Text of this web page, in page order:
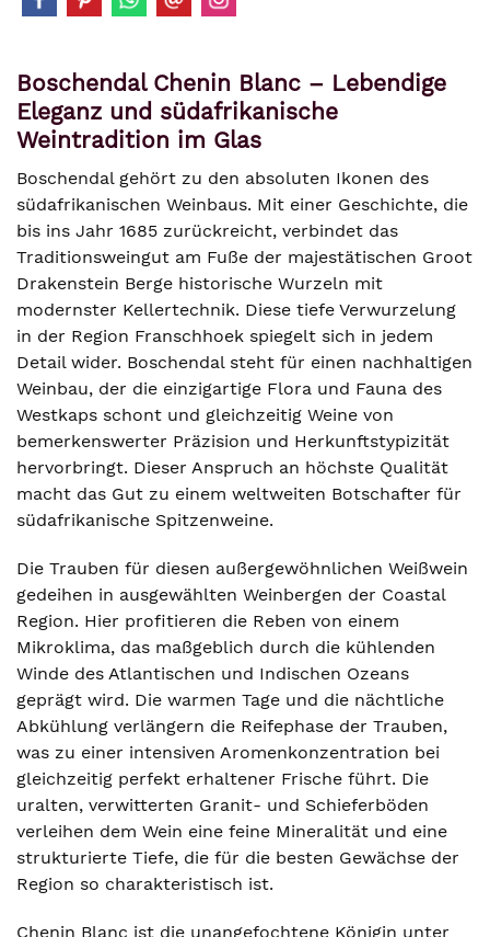
Boschendal Chenin Blanc – Lebendige
Eleganz und südafrikanische
Weintradition im Glas
Boschendal gehört zu den absoluten Ikonen des
südafrikanischen Weinbaus. Mit einer Geschichte, die
bis ins Jahr 1685 zurückreicht, verbindet das
Traditionsweingut am Fuße der majestätischen Groot
Drakenstein Berge historische Wurzeln mit
modernster Kellertechnik. Diese tiefe Verwurzelung
in der Region Franschhoek spiegelt sich in jedem
Detail wider. Boschendal steht für einen nachhaltigen
Weinbau, der die einzigartige Flora und Fauna des
Westkaps schont und gleichzeitig Weine von
bemerkenswerter Präzision und Herkunftstypizität
hervorbringt. Dieser Anspruch an höchste Qualität
macht das Gut zu einem weltweiten Botschafter für
südafrikanische Spitzenweine.
Die Trauben für diesen außergewöhnlichen Weißwein
gedeihen in ausgewählten Weinbergen der Coastal
Region. Hier profitieren die Reben von einem
Mikroklima, das maßgeblich durch die kühlenden
Winde des Atlantischen und Indischen Ozeans
geprägt wird. Die warmen Tage und die nächtliche
Abkühlung verlängern die Reifephase der Trauben,
was zu einer intensiven Aromenkonzentration bei
gleichzeitig perfekt erhaltener Frische führt. Die
uralten, verwitterten Granit- und Schieferböden
verleihen dem Wein eine feine Mineralität und eine
strukturierte Tiefe, die für die besten Gewächse der
Region so charakteristisch ist.
Chenin Blanc ist die unangefochtene Königin unter